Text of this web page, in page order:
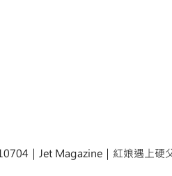
｜Jet Magazine｜紅娘遇上硬